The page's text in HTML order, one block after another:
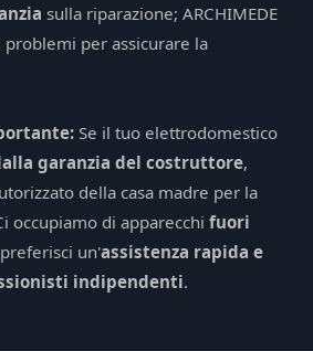
sulla riparazione; ARCHIMEDE
per assicurare la
Se il tuo elettrodomestico
garanzia del costruttore,
della casa madre per la
occupiamo di apparecchifuori
un'assistenza rapida e
indipendenti.